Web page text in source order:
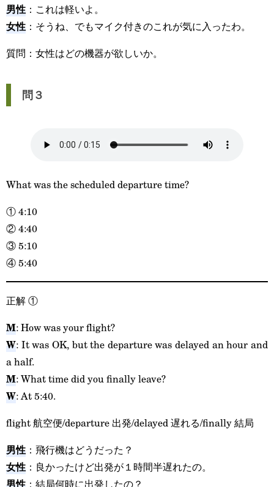
男性 ：これは軽いよ。
女性 ：そうね、でもマイク付きのこれが気に入ったわ。
質問：女性はどの機器が欲しいか。
問３
What was the scheduled departure time?
① 4:10
② 4:40
③ 5:10
④ 5:40
正解①
M: How was your flight?
W: It was OK, but the departure was delayed an hour and
a half.
M: What time did you finally leave?
W: At 5:40.
flight 航空便/departure 出発/delayed 遅れる/finally 結局
男性 ：飛行機はどうだった？
女性 ：良かったけど出発が１時間半遅れたの。
男性 ：結局何時に出発したの？